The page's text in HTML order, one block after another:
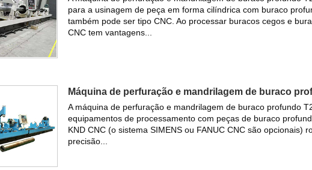
para a usinagem de peça em forma cilíndrica com buraco
também pode ser tipo CNC. Ao processar buracos cegos e
CNC tem vantagens...
Máquina de perfuração e mandrilagem de buraco
A máquina de perfuração e mandrilagem de buraco profundo
equipamentos de processamento com peças de buraco
KND CNC (o sistema SIMENS ou FANUC CNC são opcionais)
precisão...